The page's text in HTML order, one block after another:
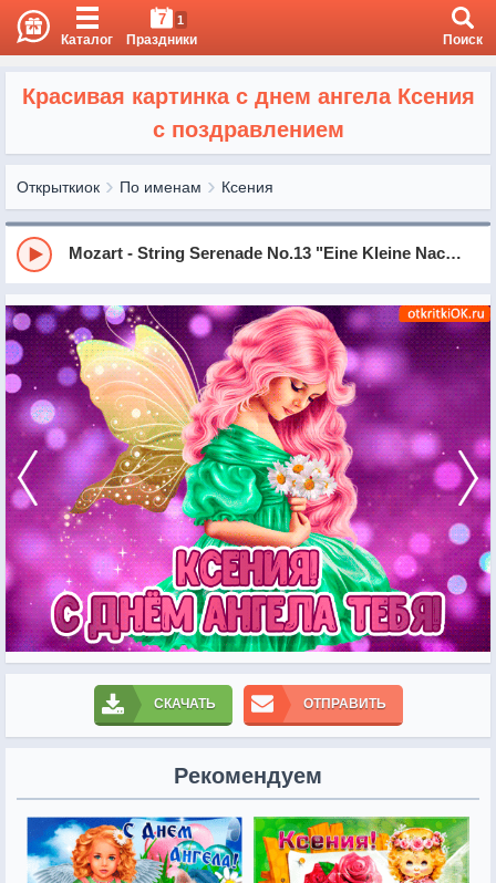
Каталог
7 1
Праздники Поиск
Красивая картинка с днем ангела Ксения
с поздравлением
Открыткиок По именам Ксения
Mozart - String Serenade No.13 "Eine Kleine Nachtmusik" in G Major, KV525
СКАЧАТЬ ОТПРАВИТЬ
Рекомендуем